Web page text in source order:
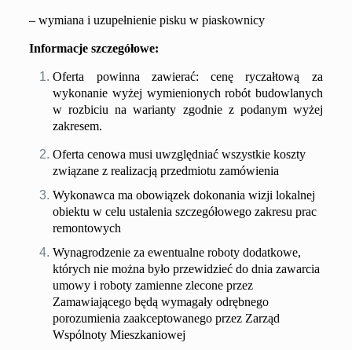
– wymiana i uzupełnienie pisku w piaskownicy
Informacje szczegółowe:
Oferta powinna zawierać: cenę ryczałtową za
wykonanie wyżej wymienionych robót budowlanych
w rozbiciu na warianty zgodnie z podanym wyżej
zakresem.
Oferta cenowa musi uwzględniać wszystkie koszty
związane z realizacją przedmiotu zamówienia
Wykonawca ma obowiązek dokonania wizji lokalnej
obiektu w celu ustalenia szczegółowego zakresu prac
remontowych
Wynagrodzenie za ewentualne roboty dodatkowe,
których nie można było przewidzieć do dnia zawarcia
umowy i roboty zamienne zlecone przez
Zamawiającego będą wymagały odrębnego
porozumienia zaakceptowanego przez Zarząd
Wspólnoty Mieszkaniowej